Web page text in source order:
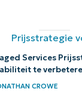
Services
te
CROWE